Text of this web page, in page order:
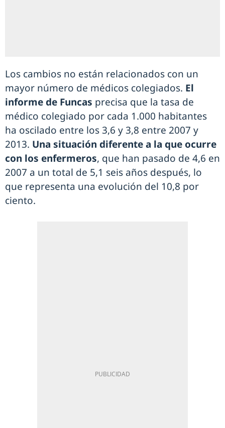
Los cambios no están relacionados con un
mayor número de médicos colegiados. El
informe de Funcas precisa que la tasa de
médico colegiado por cada 1.000 habitantes
ha oscilado entre los 3,6 y 3,8 entre 2007 y
2013. Una situación diferente a la que ocurre
con los enfermeros, que han pasado de 4,6 en
2007 a un total de 5,1 seis años después, lo
que representa una evolución del 10,8 por
ciento.